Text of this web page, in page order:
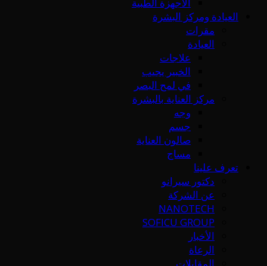
الأجهزة الطبية
العيادة ومركز البشرة
مقرات
العيادة
علاجات
الخبير يجيب
في لمح البصر
مركز العناية بالبشرة
وجه
جسم
صالون العناية
مساج
تعرف علينا
دكتور سيرانو
عن الشركة
NANOTECH
SOFICU GROUP
الأخبار
الرعاة